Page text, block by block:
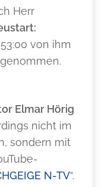
Herr
von ihm
Elmar Hörig
nicht im
sondern mit
N-TV“.